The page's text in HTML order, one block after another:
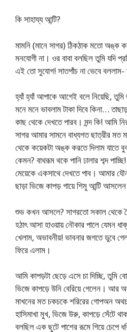
কি সাহায্য আন্টি?
মামনি (মানে সাগর) ঠিকঠাক মতো অঙ্ক
মনযোগী না। ওর বাবা বলছিল তুমি যদি
এই তো সুযোগ! সাতপাঁচ না ভেবে বললাম-
হ্যাঁ হ্যাঁ আপাকে আগেই বলে নিয়েছি,
মনে মনে ভাবলাম টাকা দিবে কিনা…
কাছ থেকে দেখতে পারব। মন্দ কি! আমি
সাগর আমার সামনে বাধ্যগত ছাত্রীর মত
থেকে কয়েকটা অঙ্ক করতে দিলাম যাতে
কেমন? বাথরূম থকে পানি ঢালার শব্দ
মেয়েকে একসাথে দেখতে পাব। আমার
ছাড়া ভিজে কাপড় গায়ে শিমু আন্টি
শুভ কখন আসলে? সাগরতো সকাল থেকে
হঠাৎ আসা হাওয়ায় নৌকার পালে যেমন
খেলাম, অভাবনীয়! ভাবনার জগতে ডুবে
ফিরে এলাম।
আমি কাপড়টা ছেড়ে এসে চা দিচ্ছি, তুমি
ভিজে কাপড়ে উনি বেরিয়ে গেলেন। আর
মাখনের মত চকচকে শরিরের গোপঅন
হাসিমাখা মুখ, ভিজে উরু, কাপড়ে সেঁটে
বলছিল এক ছুটে পাশের রূমে গিয়ে চেপে